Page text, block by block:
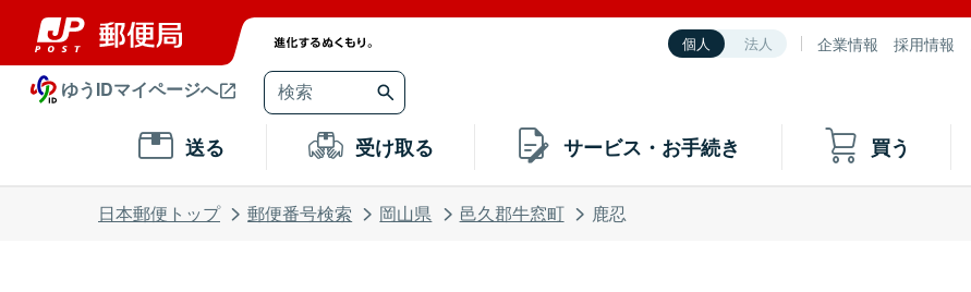
個人 法人 企業情報 採用情報
ゆうIDマイページへ
送る 受け取る サービス・お手続き 買う
日本郵便トップ 郵便番号検索 岡山県 邑久郡牛窓町 鹿忍